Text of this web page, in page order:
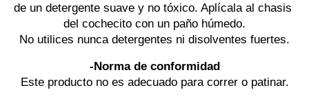
de un detergente suave y no tóxico. Aplícala al chasis
del cochecito con un paño húmedo.
No utilices nunca detergentes ni disolventes fuertes.
-Norma de conformidad
Este producto no es adecuado para correr o patinar.